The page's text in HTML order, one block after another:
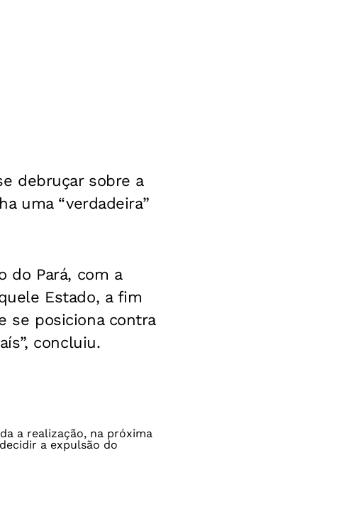
debruçar sobre a
uma “verdadeira”
do Pará, com a
Estado, a fim
se posiciona contra
concluiu.
a realização, na próxima
a expulsão do